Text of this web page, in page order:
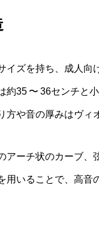
ズを持ち、成人向
35 〜 36センチと
や音の厚みはヴィ
ーチ状のカーブ、
いることで、高音